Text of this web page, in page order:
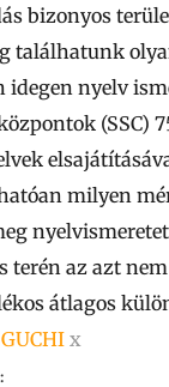
bizonyos
találhatunk
idegen nyelv
(SSC)
milyen
terén az azt
átlagos
x